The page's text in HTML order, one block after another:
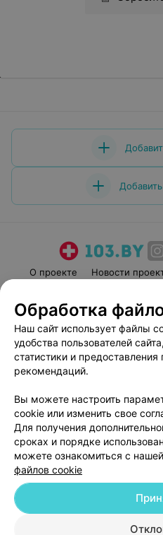
О проекте Новости
Пользовательское
Вакансии
Написать
Обработка
© 2026 ООО «Артокс Лаб», УНП
г. Минск, улица
Обработка
Наш сайт использует файлы
удобства пользователей
статистики и
рекомендаций.
Вы можете настроить
cookie или изменить свое
Для получения
сроках и порядке
можете ознакомиться с нашей
файлов cookie